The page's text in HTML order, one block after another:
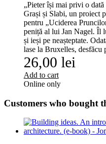
„Pieter își mai privi o
Grași și Slabi, un proiect
pentru „Uciderea
peniță al lui Jan Nagel. Îl
și ieși pe neașteptate.
lase la Bruxelles, desfăcu
26,00 lei
Add to cart
Online only
Customers who bought